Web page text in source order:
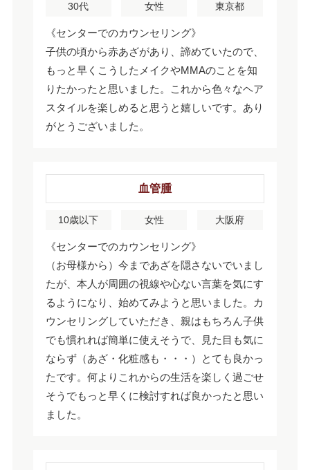
30代 女性 東京都
《センターでのカウンセリング》
子供の頃から赤あざがあり、諦めていたので、
もっと早くこうしたメイクやMMAのことを知
りたかったと思いました。これから色々なヘア
スタイルを楽しめると思うと嬉しいです。あり
がとうございました。
血管腫
10歳以下 女性 大阪府
《センターでのカウンセリング》
（お母様から）今まであざを隠さないでいまし
たが、本人が周囲の視線や心ない言葉を気にす
るようになり、始めてみようと思いました。カ
ウンセリングしていただき、親はもちろん子供
でも慣れれば簡単に使えそうで、見た目も気に
ならず（あざ・化粧感も・・・）とても良かっ
たです。何よりこれからの生活を楽しく過ごせ
そうでもっと早くに検討すれば良かったと思い
ました。